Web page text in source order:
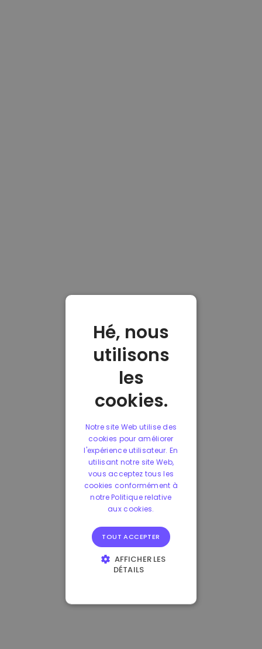
Hé, nous
utilisons
les
cookies.
Notre site Web utilise des
cookies pour améliorer
l'expérience utilisateur. En
utilisant notre site Web,
vous acceptez tous les
cookies conformément à
notre Politique relative
aux cookies.
TOUT ACCEPTER
AFFICHER LES
DÉTAILS